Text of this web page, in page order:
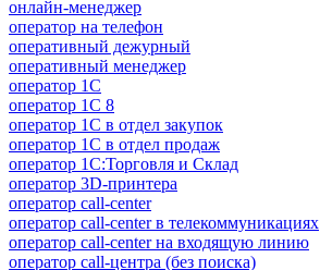
онлайн-менеджер
опeрaтoр нa тeлeфoн
оперативный дежурный
оперативный менеджер
оператор 1C
оператор 1С 8
оператор 1С в отдел закупок
оператор 1С в отдел продаж
оператор 1С:Торговля и Склад
оператор 3D-принтера
оператор call-center
оператор call-center в телекоммуникациях
оператор call-center на входящую линию
оператор call-центра (без поиска)